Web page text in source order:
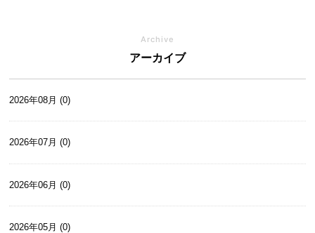
Archive
アーカイブ
2026年08月 (0)
2026年07月 (0)
2026年06月 (0)
2026年05月 (0)